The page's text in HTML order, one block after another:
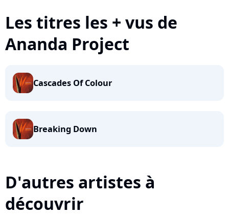
Les titres les + vus de
Ananda Project
Cascades Of Colour
Breaking Down
D'autres artistes à
découvrir